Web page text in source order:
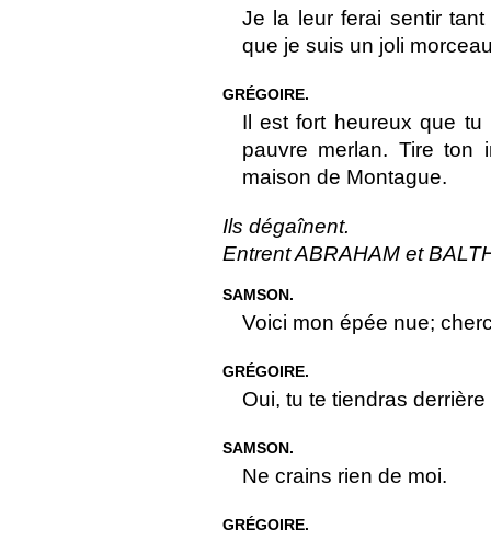
Je la leur ferai sentir
que je suis un joli
GRÉGOIRE.
Il est fort heureux que
pauvre merlan. Tire ton
maison de Montague.
Ils dégaînent.
Entrent ABRAHAM et
SAMSON.
Voici mon épée nue;
GRÉGOIRE.
Oui, tu te tiendras
SAMSON.
Ne crains rien de moi.
GRÉGOIRE.